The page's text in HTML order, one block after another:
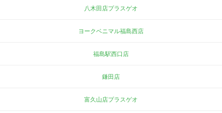
八木田店プラスゲオ
ヨークベニマル福島西店
福島駅西口店
鎌田店
富久山店プラスゲオ